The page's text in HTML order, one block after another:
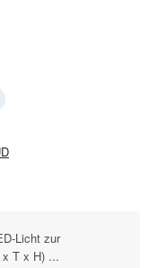
Licht zur
T x H) ...